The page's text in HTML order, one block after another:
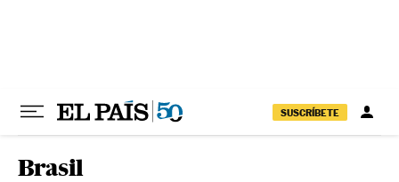
SUSCRÍBETE
Brasil